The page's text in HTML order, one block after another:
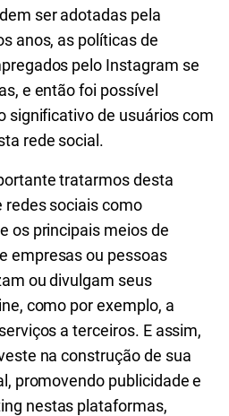
ser adotadas pela
anos, as políticas de
pelo Instagram se
e então foi possível
significativo de usuários com
rede social.
tratarmos desta
sociais como
os principais meios de
empresas ou pessoas
ou divulgam seus
como por exemplo, a
a terceiros. E assim,
na construção de sua
promovendo publicidade e
nestas plataformas,